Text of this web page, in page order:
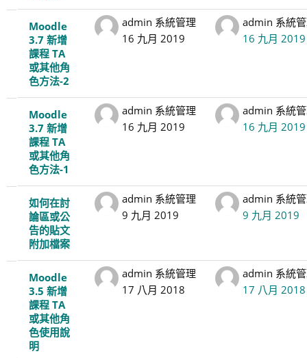
Moodle
3.7 新增
課程 TA
或其他角
色方法-2
admin 系統管理
16 九月 2019
admin 系統
16 九月 2019
Moodle
3.7 新增
課程 TA
或其他角
色方法-1
admin 系統管理
16 九月 2019
admin 系統
16 九月 2019
如何在討
論區或公
告的貼文
附加檔案
admin 系統管理
9 九月 2019
admin 系統
9 九月 2019
Moodle
3.5 新增
課程 TA
或其他角
色使用說
明
admin 系統管理
17 八月 2018
admin 系統
17 八月 2018